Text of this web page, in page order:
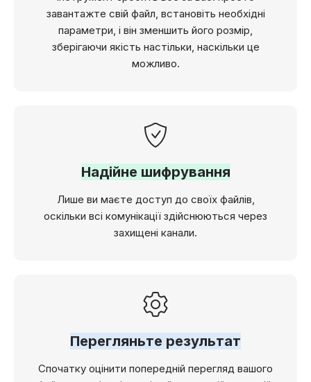
завантажте свій файл, встановіть необхідні
параметри, і він зменшить його розмір,
зберігаючи якість настільки, наскільки це
можливо.
Надійне шифрування
Лише ви маєте доступ до своїх файлів,
оскільки всі комунікації здійснюються через
захищені канали.
Перегляньте результат
Спочатку оцінити попередній перегляд вашого